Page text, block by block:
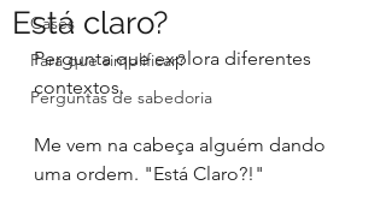
Cases
Para que simplificar?
Perguntas de sabedoria
Está claro?
Pergunta que explora diferentes
contextos.
Me vem na cabeça alguém dando
uma ordem. "Está Claro?!"